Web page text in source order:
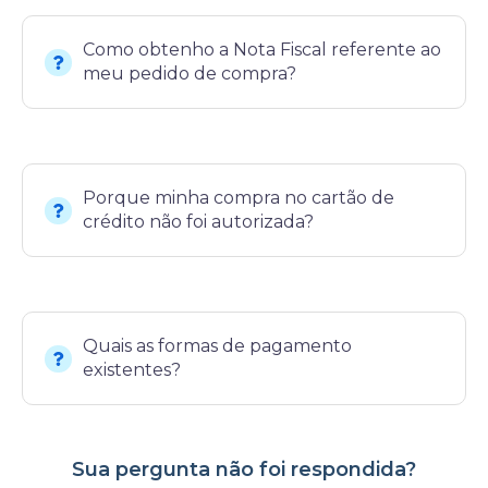
Como obtenho a Nota Fiscal referente ao
meu pedido de compra?
Porque minha compra no cartão de
crédito não foi autorizada?
Quais as formas de pagamento
existentes?
Sua pergunta não foi respondida?